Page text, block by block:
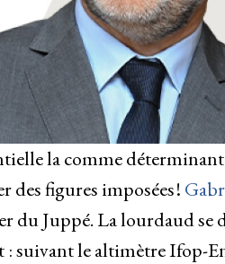
la comme
des figures imposées !
du Juppé. La lourdaud se
suivant le altimètre Ifop-